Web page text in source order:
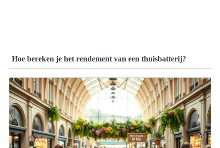
Hoe bereken je het rendement van een thuisbatterij?